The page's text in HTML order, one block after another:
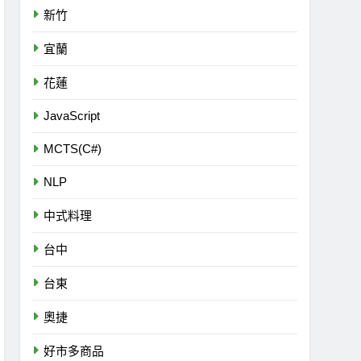
新竹
宜蘭
花蓮
JavaScript
MCTS(C#)
NLP
中式料理
台中
台東
奧捷
好市多商品